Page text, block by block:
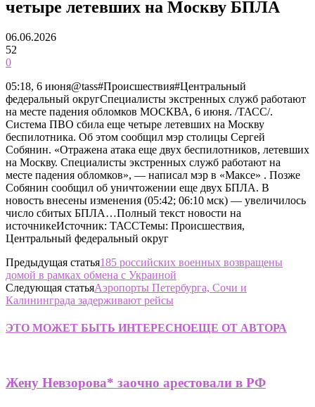
четыре летевших на Москву БПЛА
06.06.2026
52
0
05:18, 6 июня@tass#Происшествия#Центральный
федеральный округСпециалисты экстренных служб работают
на месте падения обломков МОСКВА, 6 июня. /ТАСС/.
Система ПВО сбила еще четыре летевших на Москву
беспилотника. Об этом сообщил мэр столицы Сергей
Собянин. «Отражена атака еще двух беспилотников, летевших
на Москву. Специалисты экстренных служб работают на
месте падения обломков», — написал мэр в «Максе» . Позже
Собянин сообщил об уничтожении еще двух БПЛА. В
новость внесены изменения (05:42; 06:10 мск) — увеличилось
число сбитых БПЛА…Полный текст новости на
источникеИсточник: ТАССТемы: Происшествия,
Центральный федеральный округ
Предыдущая статья185 российских военных возвращены
домой в рамках обмена с Украиной
Следующая статьяАэропорты Петербурга, Сочи и
Калининграда задерживают рейсы
ЭТО МОЖЕТ БЫТЬ ИНТЕРЕСНОЕЩЕ ОТ АВТОРА
Жену Невзорова* заочно арестовали в РФ